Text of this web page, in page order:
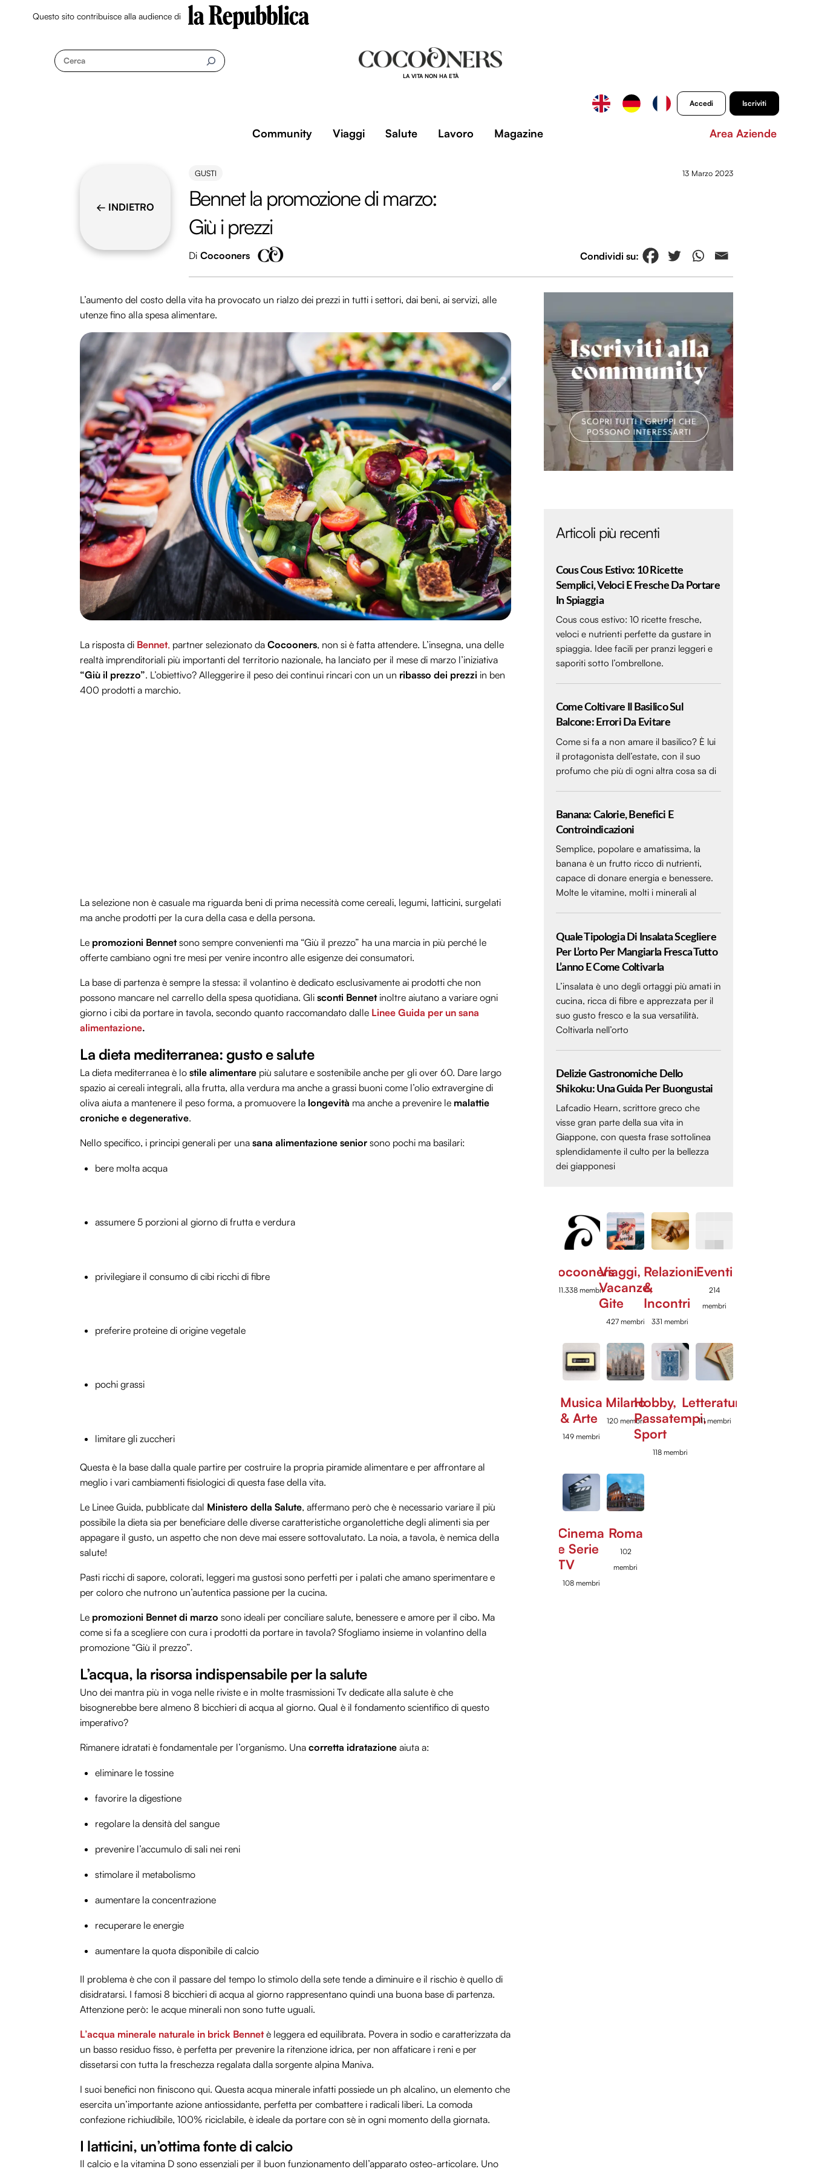
Questo sito contribuisce alla audience di
Cerca
LA VITA NON HA ETÀ
Accedi Iscriviti
Community Viaggi Salute Lavoro Magazine Area Aziende
← INDIETRO
GUSTI 13 Marzo 2023
Bennet la promozione di marzo:
Giù i prezzi
Di Cocooners
L’aumento del costo della vita ha provocato un rialzo dei prezzi in tutti i settori, dai beni, ai servizi, alle
utenze fino alla spesa alimentare.
La risposta di Bennet, partner selezionato da Cocooners, non si è fatta attendere. L’insegna, una delle
realtà imprenditoriali più importanti del territorio nazionale, ha lanciato per il mese di marzo l’iniziativa
“Giù il prezzo”. L’obiettivo? Alleggerire il peso dei continui rincari con un un ribasso dei prezzi in ben
400 prodotti a marchio.
La selezione non è casuale ma riguarda beni di prima necessità come cereali, legumi, latticini, surgelati
ma anche prodotti per la cura della casa e della persona.
Le promozioni Bennetsono sempre convenienti ma “Giù il prezzo” ha una marcia in più perché le
offerte cambiano ogni tre mesi per venire incontro alle esigenze dei consumatori.
La base di partenza è sempre la stessa: il volantino è dedicato esclusivamente ai prodotti che non
possono mancare nel carrello della spesa quotidiana. Gli sconti Bennetinoltre aiutano a variare ogni
giorno i cibi da portare in tavola, secondo quanto raccomandato dalle Linee Guida per un sana
alimentazione.
La dieta mediterranea: gusto e salute
La dieta mediterranea è lo stile alimentare più salutare e sostenibile anche per gli over 60. Dare largo
spazio ai cereali integrali, alla frutta, alla verdura ma anche a grassi buoni come l’olio extravergine di
oliva aiuta a mantenere il peso forma, a promuovere la longevità ma anche a prevenire le malattie
croniche e degenerative.
Nello specifico, i principi generali per una sana alimentazione senior sono pochi ma basilari:
bere molta acqua
assumere 5 porzioni al giorno di frutta e verdura
privilegiare il consumo di cibi ricchi di fibre
preferire proteine di origine vegetale
pochi grassi
limitare gli zuccheri
Questa è la base dalla quale partire per costruire la propria piramide alimentare e per affrontare al
meglio i vari cambiamenti fisiologici di questa fase della vita.
Le Linee Guida, pubblicate dal Ministero della Salute, affermano però che è necessario variare il più
possibile la dieta sia per beneficiare delle diverse caratteristiche organolettiche degli alimenti sia per
appagare il gusto, un aspetto che non deve mai essere sottovalutato. La noia, a tavola, è nemica della
salute!
Pasti ricchi di sapore, colorati, leggeri ma gustosi sono perfetti per i palati che amano sperimentare e
per coloro che nutrono un’autentica passione per la cucina.
Le promozioni Bennet di marzo sono ideali per conciliare salute, benessere e amore per il cibo. Ma
come si fa a scegliere con cura i prodotti da portare in tavola? Sfogliamo insieme in volantino della
promozione “Giù il prezzo”.
L’acqua, la risorsa indispensabile per la salute
Uno dei mantra più in voga nelle riviste e in molte trasmissioni Tv dedicate alla salute è che
bisognerebbe bere almeno 8 bicchieri di acqua al giorno. Qual è il fondamento scientifico di questo
imperativo?
Rimanere idratati è fondamentale per l’organismo. Una corretta idratazione aiuta a:
eliminare le tossine
favorire la digestione
regolare la densità del sangue
prevenire l’accumulo di sali nei reni
stimolare il metabolismo
aumentare la concentrazione
recuperare le energie
aumentare la quota disponibile di calcio
Il problema è che con il passare del tempo lo stimolo della sete tende a diminuire e il rischio è quello di
disidratarsi. I famosi 8 bicchieri di acqua al giorno rappresentano quindi una buona base di partenza.
Attenzione però: le acque minerali non sono tutte uguali.
L’acqua minerale naturale in brick Bennetè leggera ed equilibrata. Povera in sodio e caratterizzata da
un basso residuo fisso, è perfetta per prevenire la ritenzione idrica, per non affaticare i reni e per
dissetarsi con tutta la freschezza regalata dalla sorgente alpina Maniva.
I suoi benefici non finiscono qui. Questa acqua minerale infatti possiede un ph alcalino, un elemento che
esercita un’importante azione antiossidante, perfetta per combattere i radicali liberi. La comoda
confezione richiudibile, 100% riciclabile, è ideale da portare con sè in ogni momento della giornata.
I latticini, un’ottima fonte di calcio
Il calcio e la vitamina D sono essenziali per il buon funzionamento dell’apparato osteo-articolare. Uno
Articoli più recenti
Cous Cous Estivo: 10 Ricette
Semplici, Veloci E Fresche Da Portare
In Spiaggia
Cous cous estivo: 10 ricette fresche,
veloci e nutrienti perfette da gustare in
spiaggia. Idee facili per pranzi leggeri e
saporiti sotto l’ombrellone.
Come Coltivare Il Basilico Sul
Balcone: Errori Da Evitare
Come si fa a non amare il basilico? È lui
il protagonista dell’estate, con il suo
profumo che più di ogni altra cosa sa di
Banana: Calorie, Benefici E
Controindicazioni
Semplice, popolare e amatissima, la
banana è un frutto ricco di nutrienti,
capace di donare energia e benessere.
Molte le vitamine, molti i minerali al
Quale Tipologia Di Insalata Scegliere
Per L’orto Per Mangiarla Fresca Tutto
L’anno E Come Coltivarla
L’insalata è uno degli ortaggi più amati in
cucina, ricca di fibre e apprezzata per il
suo gusto fresco e la sua versatilità.
Coltivarla nell’orto
Delizie Gastronomiche Dello
Shikoku: Una Guida Per Buongustai
Lafcadio Hearn, scrittore greco che
visse gran parte della sua vita in
Giappone, con questa frase sottolinea
splendidamente il culto per la bellezza
dei giapponesi
Cocooners
11.338 membri
Viaggi,
Vacanze,
Gite
427 membri
Relazioni
&
Incontri
331 membri
Eventi
214
membri
Musica
& Arte
149 membri
Milano
120 membri
Hobby,
Passatempi,
Sport
118 membri
Letteratura
111 membri
Cinema
e Serie
TV
108 membri
Roma
102
membri